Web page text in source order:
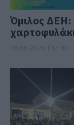
Όμιλος